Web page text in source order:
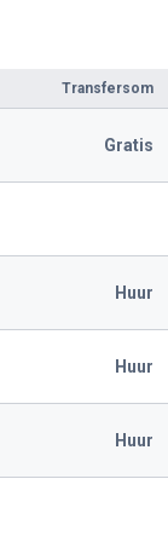
Transfersom
Gratis
Huur
Huur
Huur